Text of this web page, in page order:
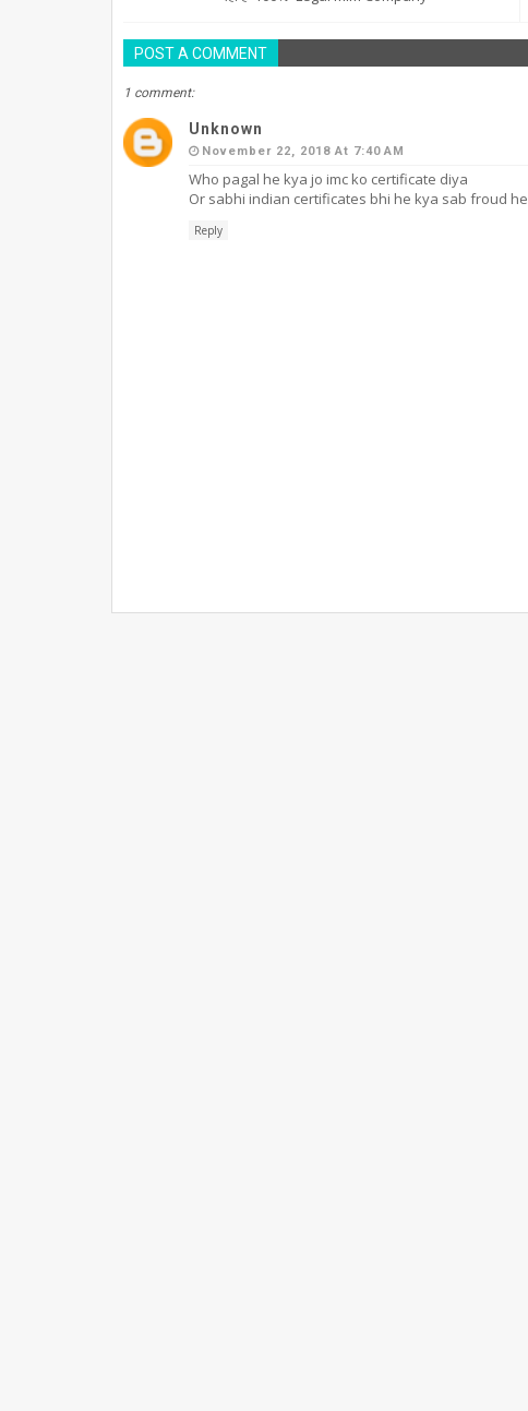
POST A COMMENT
1 comment:
Unknown
November 22, 2018 At 7:40 AM
Who pagal he kya jo imc ko certificate diya
Or sabhi indian certificates bhi he kya sab froud he
Reply